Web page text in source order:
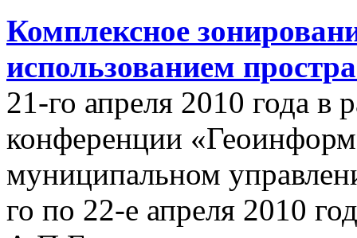
Комплексное
использованием
21-го апреля 2010 года в
конференции
муниципальном
го по 22-е апреля 2010